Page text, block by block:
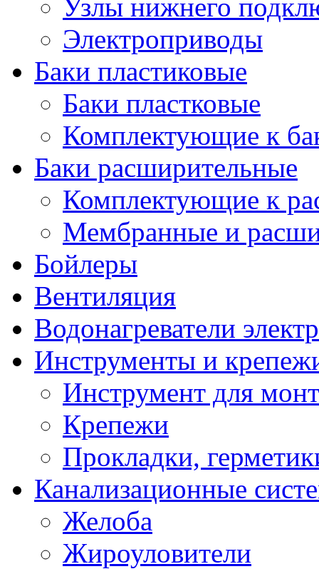
Узлы нижнего
Электроприводы
Баки пластиковые
Баки пластковые
Комплектующие к
Баки расширительные
Комплектующие к
Мембранные и
Бойлеры
Вентиляция
Водонагреватели
Инструменты и
Инструмент для
Крепежи
Прокладки,
Канализационные
Желоба
Жироуловители